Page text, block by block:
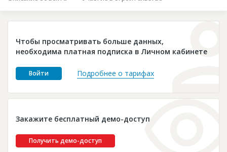
Глоссарий
Платные услуги
Пресс-релизы
Чтобы просматривать больше данных,
необходима платная подписка в Личном кабинете
Войти Подробнее о тарифах
Закажите бесплатный демо-доступ
Получить демо-доступ